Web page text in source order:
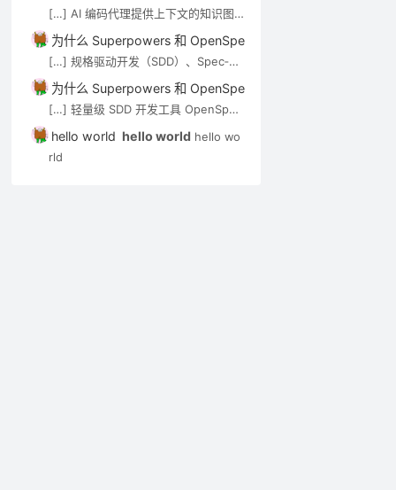
de-review）可通过 MCP […]
[…] AI 编码代理提供上下文的知识图
谱/语义搜索类工具，见 AI 代码知识图
谱与上下文工具。审查 Agent（如 op
为什么 Superpowers 和 OpenSpec 都强调”先想后做”？－AI技
[…] 规格驱动开发（SDD）、Spec‑Kit
与 OpenSpec 在 Cursor 中的应用实
践 […]
为什么 Superpowers 和 OpenSpec 都强调”先想后做”？－AI技
[…] 轻量级 SDD 开发工具 OpenSpec
实用入门指南 […]
hello world hello world hello wo
rld